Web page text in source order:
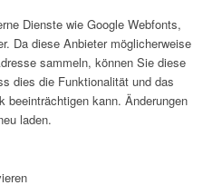
Dienste wie Google Webfonts,
Da diese Anbieter möglicherweise
sammeln, können Sie diese
dies die Funktionalität und das
beeinträchtigen kann. Änderungen
laden.